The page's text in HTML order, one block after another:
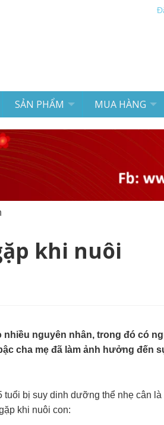
SẢN PHẨM MUA HÀNG
khi nuôi
nhiều nguyên nhân, trong đó có
cha mẹ đã làm ảnh hưởng đến
tuổi bị suy dinh dưỡng thể nhẹ cân
khi nuôi con: